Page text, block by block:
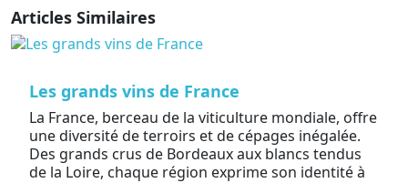
Articles Similaires
Les grands vins de France
La France, berceau de la viticulture mondiale, offre
une diversité de terroirs et de cépages inégalée.
Des grands crus de Bordeaux aux blancs tendus
de la Loire, chaque région exprime son identité à